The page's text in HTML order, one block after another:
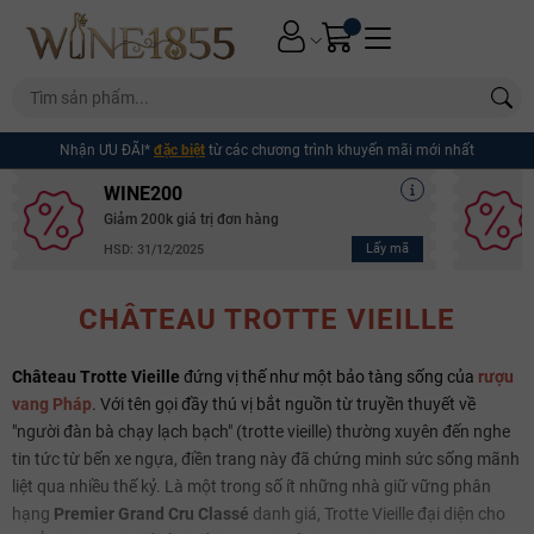
Nhận ƯU ĐÃI* đặc biệt từ các chương trình khuyến mãi mới nhất
WINE200
Giảm 200k giá trị đơn hàng
HSD: 31/12/2025 Lấy mã
CHÂTEAU TROTTE VIEILLE
Château Trotte Vieille đứng vị thế như một bảo tàng sống của rượu
vang Pháp. Với tên gọi đầy thú vị bắt nguồn từ truyền thuyết về
"người đàn bà chạy lạch bạch" (trotte vieille) thường xuyên đến nghe
tin tức từ bến xe ngựa, điền trang này đã chứng minh sức sống mãnh
liệt qua nhiều thế kỷ. Là một trong số ít những nhà giữ vững phân
hạng Premier Grand Cru Classé danh giá, Trotte Vieille đại diện cho